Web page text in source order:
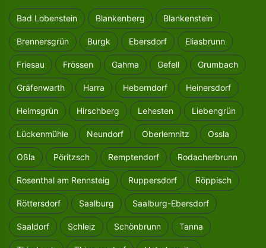
Bad Lobenstein Blankenberg Blankenstein
Brennersgrün Burgk Ebersdorf Eliasbrunn
Friesau Frössen Gahma Gefell Grumbach
Gräfenwarth Harra Heberndorf Heinersdorf
Helmsgrün Hirschberg Lehesten Liebengrün
Lückenmühle Neundorf Oberlemnitz Ossla
Oßla Pöritzsch Remptendorf Rodacherbrunn
Rosenthal am Rennsteig Ruppersdorf Röppisch
Röttersdorf Saalburg Saalburg-Ebersdorf
Saaldorf Schleiz Schönbrunn Tanna